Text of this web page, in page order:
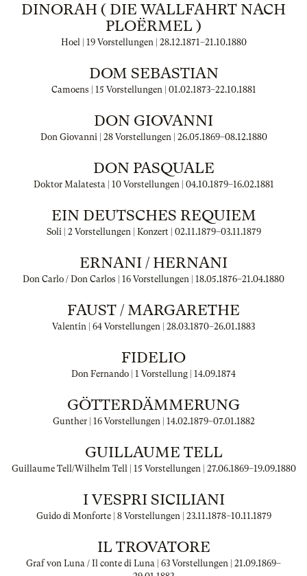
DINORAH ( DIE WALLFAHRT NACH
PLOËRMEL )
Hoel | 19 Vorstellungen | 28.12.1871–21.10.1880
DOM SEBASTIAN
Camoens | 15 Vorstellungen | 01.02.1873–22.10.1881
DON GIOVANNI
Don Giovanni | 28 Vorstellungen | 26.05.1869–08.12.1880
DON PASQUALE
Doktor Malatesta | 10 Vorstellungen | 04.10.1879–16.02.1881
EIN DEUTSCHES REQUIEM
Soli | 2 Vorstellungen | Konzert | 02.11.1879–03.11.1879
ERNANI / HERNANI
Don Carlo / Don Carlos | 16 Vorstellungen | 18.05.1876–21.04.1880
FAUST / MARGARETHE
Valentin | 64 Vorstellungen | 28.03.1870–26.01.1883
FIDELIO
Don Fernando | 1 Vorstellung | 14.09.1874
GÖTTERDÄMMERUNG
Gunther | 16 Vorstellungen | 14.02.1879–07.01.1882
GUILLAUME TELL
Guillaume Tell/Wilhelm Tell | 15 Vorstellungen | 27.06.1869–19.09.1880
I VESPRI SICILIANI
Guido di Monforte | 8 Vorstellungen | 23.11.1878–10.11.1879
IL TROVATORE
Graf von Luna / Il conte di Luna | 63 Vorstellungen | 21.09.1869–